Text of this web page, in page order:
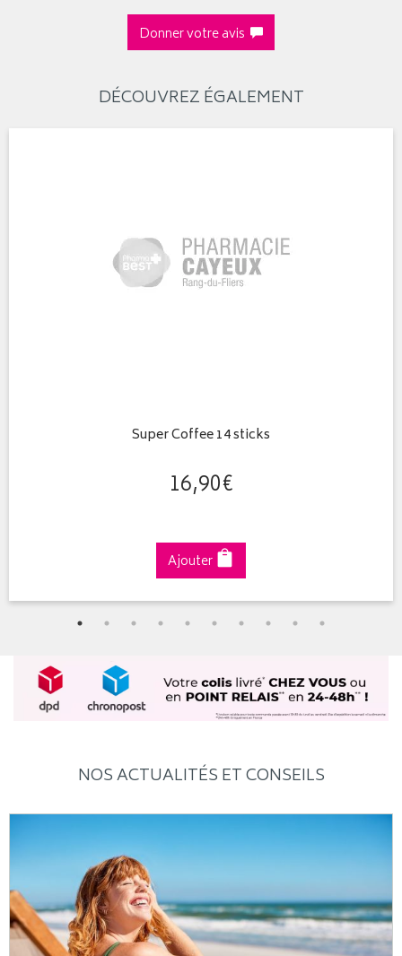
Donner votre avis
DÉCOUVREZ ÉGALEMENT
Super Coffee 14 sticks
16,90€
Ajouter
NOS ACTUALITÉS ET CONSEILS